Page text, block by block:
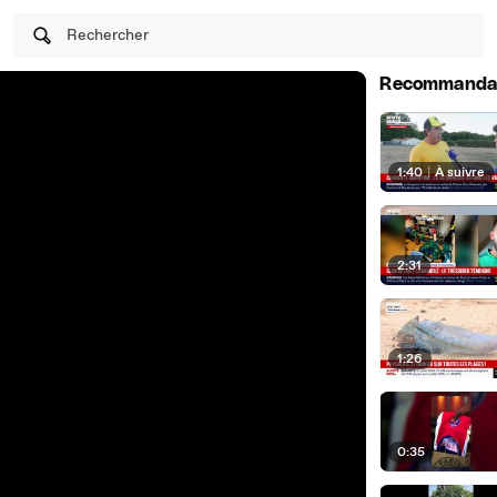
Rechercher
1:40 | À suivre
2:31
1:26
0:35